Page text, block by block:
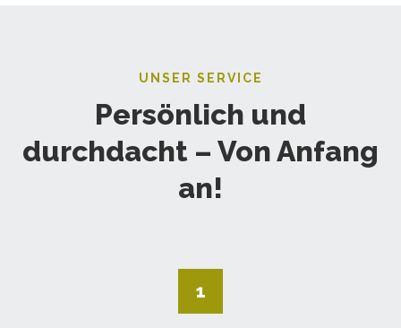
UNSER SERVICE
Persönlich und
durchdacht – Von Anfang
an!
1